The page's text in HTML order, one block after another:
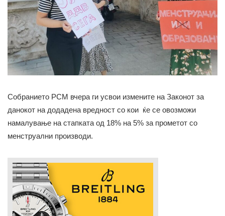
Собранието РСМ вчера ги усвои измените на Законот за
данокот на додадена вредност со кои ќе се овозможи
намалување на стапката од 18% на 5% за прометот со
менструални производи.